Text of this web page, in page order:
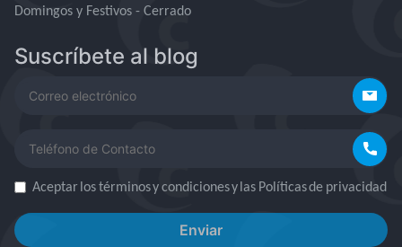
Domingos y Festivos - Cerrado
Suscríbete al blog
Aceptar los términos y condiciones y las Políticas de privacidad
Enviar